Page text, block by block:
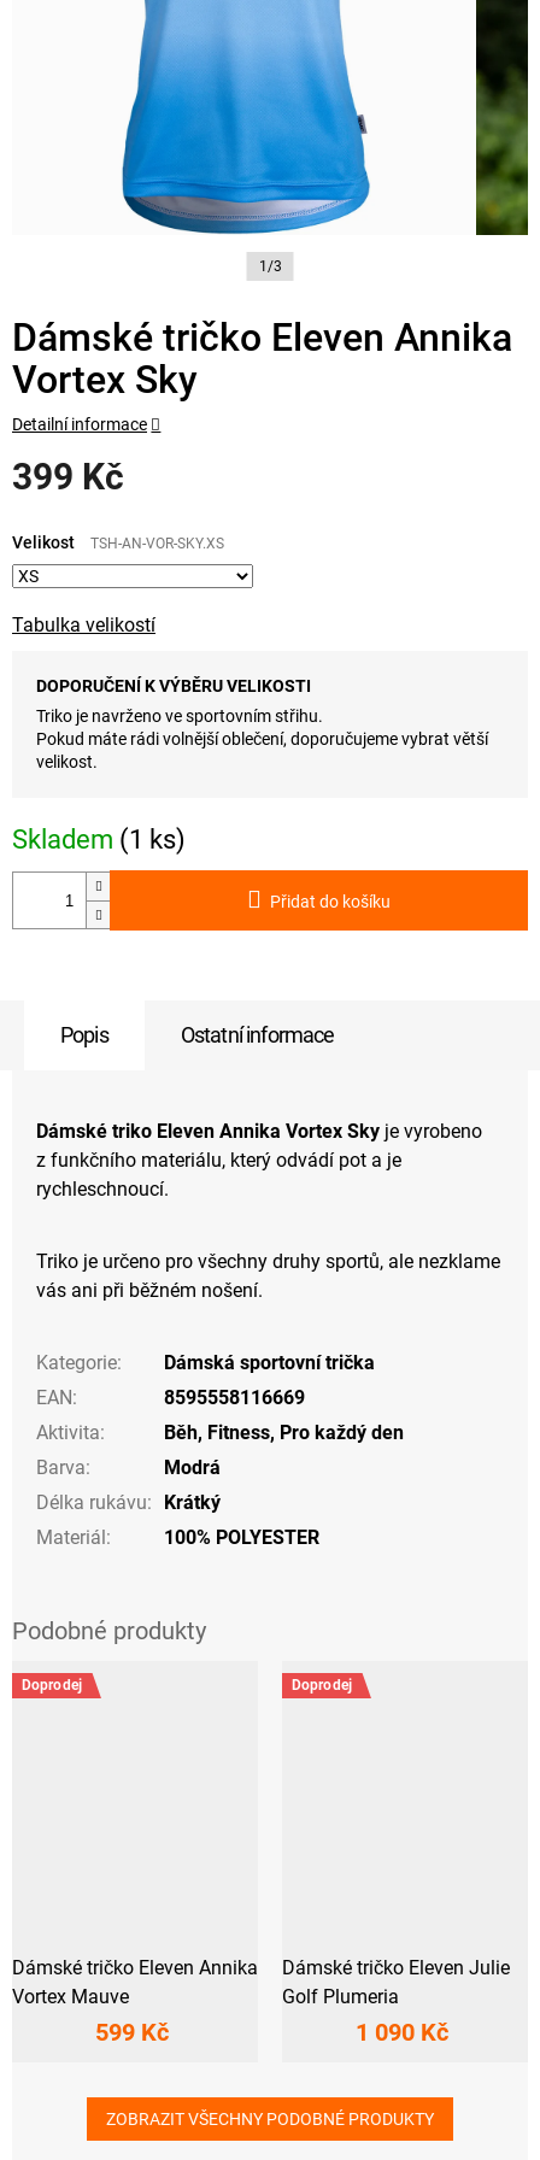
1/3
Dámské tričko Eleven Annika
Vortex Sky
399 Kč
cena:
Skladem (1 ks)
Tabulka velikostí
DOPORUČENÍ K VÝBĚRU VELIKOSTI
Triko je navrženo ve sportovním střihu.
Pokud máte rádi volnější oblečení, doporučujeme vybrat větší
velikost.
Velikost TSH-AN-VOR-SKY.XS
Přidat do košíku
Detailní informace
Popis Ostatní informace
Dámské triko Eleven Annika Vortex Sky je vyrobeno
z funkčního materiálu, který odvádí pot a je
rychleschnoucí.
Triko je určeno pro všechny druhy sportů, ale nezklame
vás ani při běžném nošení.
Kategorie:
Dámská sportovní trička
EAN:
8595558116669
Aktivita: Běh, Fitness, Pro každý den
Barva:
Modrá
Délka rukávu:
Krátký
Materiál: 100% POLYESTER
Doprodej
Dámské tričko Eleven Annika
Vortex Mauve
599 Kč
Doprodej
Dámské tričko Eleven Julie
Golf Plumeria
1 090 Kč
ZOBRAZIT VŠECHNY PODOBNÉ PRODUKTY